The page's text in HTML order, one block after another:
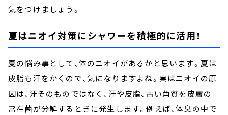
気をつけましょう。
夏はニオイ対策にシャワーを積極的に活用！
夏の悩み事として、体のニオイがあるかと思います。夏は
皮脂も汗をかくので、気になりますよね。実はニオイの原
因は、汗そのものではなく、汗や皮脂、古い角質を皮膚の
常在菌が分解するときに発生します。例えば、体臭の中で